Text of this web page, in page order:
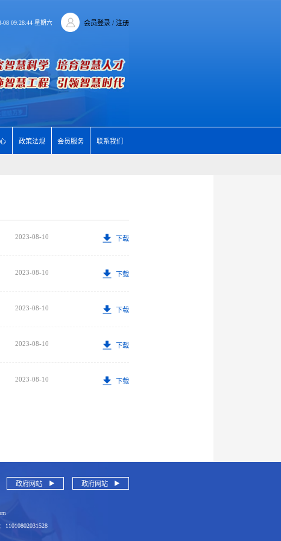
08 09:28:44 星期六 会员登录 / 注册
政策法规 会员服务 联系我们
2023-08-10 下载
2023-08-10 下载
2023-08-10 下载
2023-08-10 下载
2023-08-10 下载
政府网站 政府网站
11010802031528